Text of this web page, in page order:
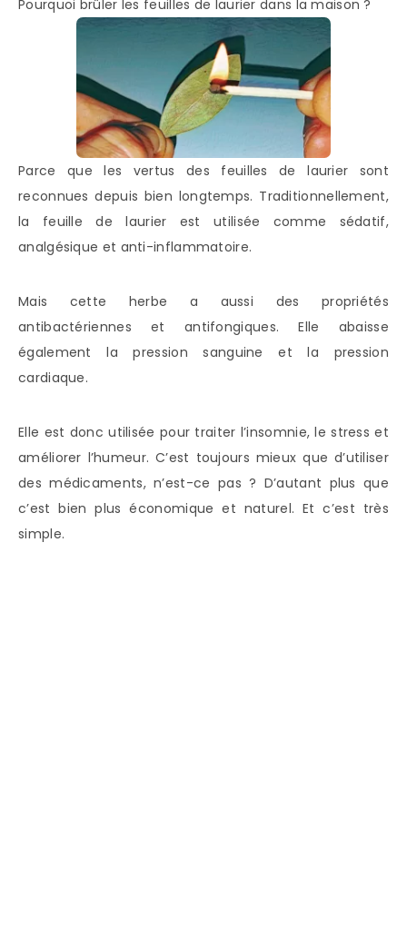
Pourquoi brûler les feuilles de laurier dans la maison ?
Parce que les vertus des feuilles de laurier sont
reconnues depuis bien longtemps. Traditionnellement,
la feuille de laurier est utilisée comme sédatif,
analgésique et anti-inflammatoire.
Mais cette herbe a aussi des propriétés
antibactériennes et antifongiques. Elle abaisse
également la pression sanguine et la pression
cardiaque.
Elle est donc utilisée pour traiter l’insomnie, le stress et
améliorer l’humeur. C’est toujours mieux que d’utiliser
des médicaments, n’est-ce pas ? D’autant plus que
c’est bien plus économique et naturel. Et c’est très
simple.